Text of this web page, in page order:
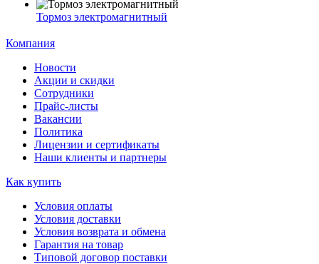
Тормоз электромагнитный
Компания
Новости
Акции и скидки
Сотрудники
Прайс-листы
Вакансии
Политика
Лицензии и сертификаты
Наши клиенты и партнеры
Как купить
Условия оплаты
Условия доставки
Условия возврата и обмена
Гарантия на товар
Типовой договор поставки